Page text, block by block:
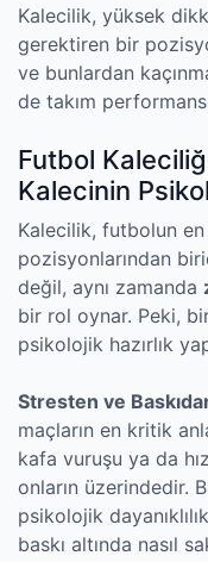
Kalecilik, yüksek
gerektiren bir
ve bunlardan
de takım
Futbol
Kalecinin
Kalecilik, futbolun
pozisyonlarından
değil, aynı zamanda
bir rol oynar. Peki,
psikolojik hazırlık
Stresten ve
maçların en kritik
kafa vuruşu ya da
onların üzerindedir.
psikolojik
baskı altında nasıl